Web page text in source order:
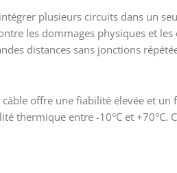
plusieurs circuits dans un
les dommages physiques et
distances sans jonctions
câble offre une fiabilité élevée et
thermique entre -10°C et